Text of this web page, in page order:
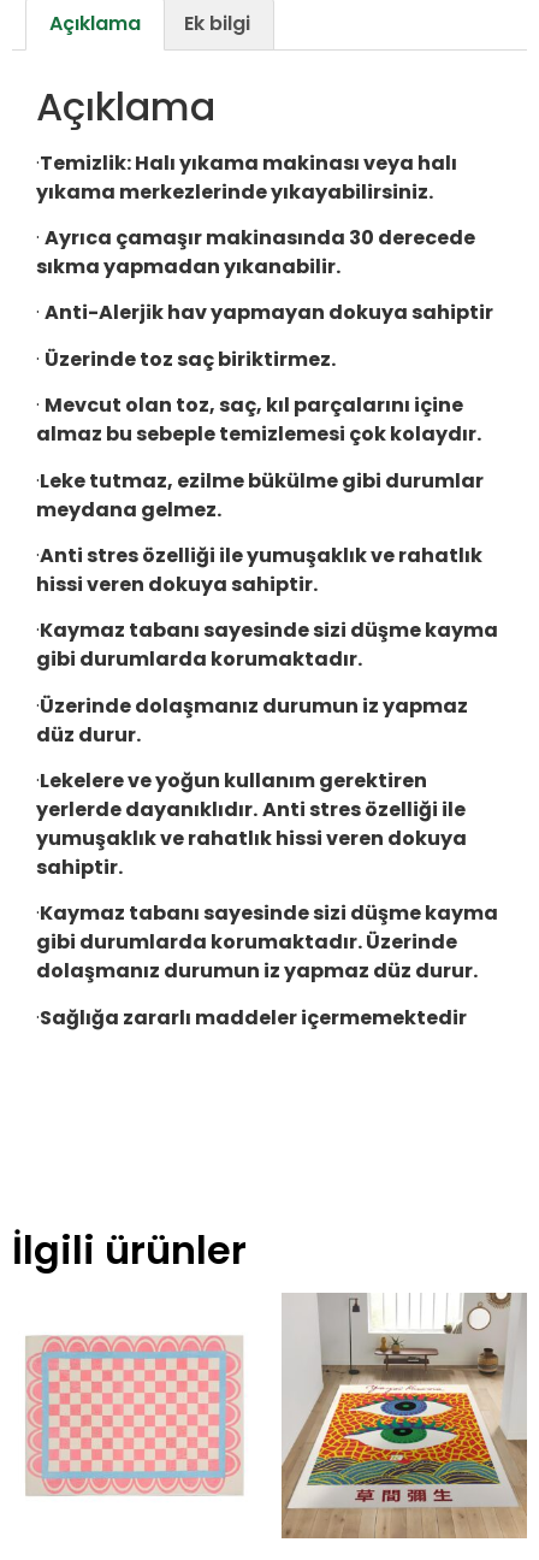
Açıklama Ek bilgi
Açıklama
·Temizlik:Halı yıkama makinası veya halı
yıkama merkezlerinde yıkayabilirsiniz.
· Ayrıca çamaşır makinasında 30 derecede
sıkma yapmadan yıkanabilir.
· Anti-Alerjik hav yapmayan dokuya sahiptir
· Üzerinde toz saç biriktirmez.
· Mevcut olan toz, saç, kıl parçalarını içine
almaz bu sebeple temizlemesi çok kolaydır.
·Leke tutmaz, ezilme bükülme gibi durumlar
meydana gelmez.
·Anti stres özelliği ile yumuşaklık ve rahatlık
hissi veren dokuya sahiptir.
·Kaymaz tabanı sayesinde sizi düşme kayma
gibi durumlarda korumaktadır.
·Üzerinde dolaşmanız durumun iz yapmaz
düz durur.
·Lekelere ve yoğun kullanım gerektiren
yerlerde dayanıklıdır.Anti stres özelliği ile
yumuşaklık ve rahatlık hissi veren dokuya
sahiptir.
·Kaymaz tabanı sayesinde sizi düşme kayma
gibi durumlarda korumaktadır. Üzerinde
dolaşmanız durumun iz yapmaz düz durur.
·Sağlığa zararlı maddeler içermemektedir
İlgili ürünler